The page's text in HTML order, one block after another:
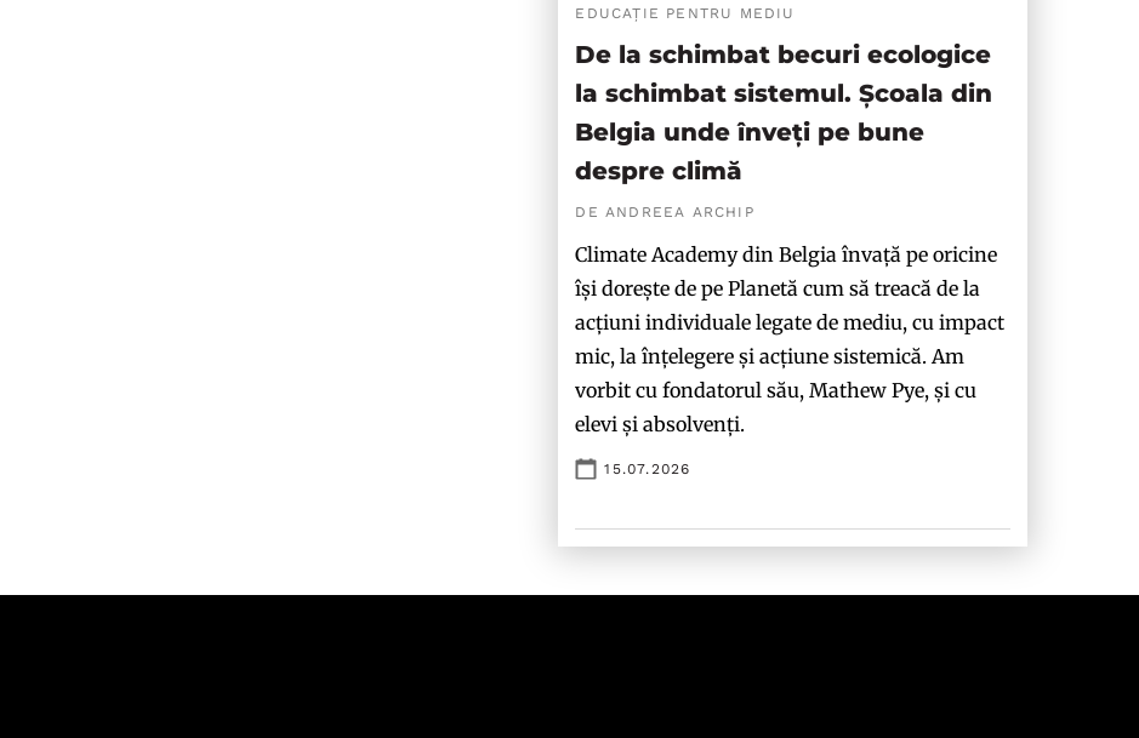
EDUCAȚIE PENTRU MEDIU
De la schimbat becuri ecologice
la schimbat sistemul. Școala din
Belgia unde înveți pe bune
despre climă
DE ANDREEA ARCHIP
Climate Academy din Belgia învață pe oricine
își dorește de pe Planetă cum să treacă de la
acțiuni individuale legate de mediu, cu impact
mic, la înțelegere și acțiune sistemică. Am
vorbit cu fondatorul său, Mathew Pye, și cu
elevi și absolvenți.
15.07.2026